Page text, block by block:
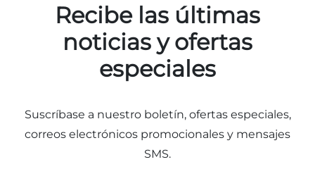
Recibe las últimas
noticias y ofertas
especiales
Suscríbase a nuestro boletín, ofertas especiales,
correos electrónicos promocionales y mensajes
SMS.